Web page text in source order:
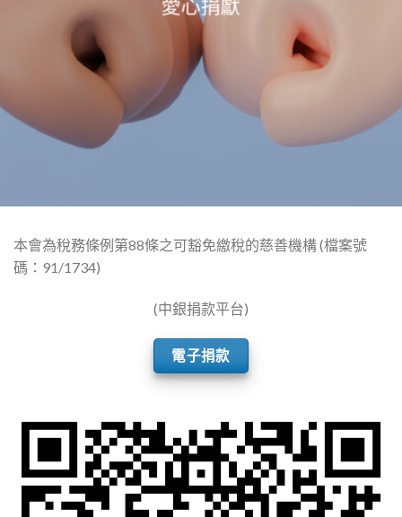
愛心捐獻
本會為稅務條例第88條之可豁免繳稅的慈善機構 (檔案號
碼：91/1734)
(中銀捐款平台)
電子捐款